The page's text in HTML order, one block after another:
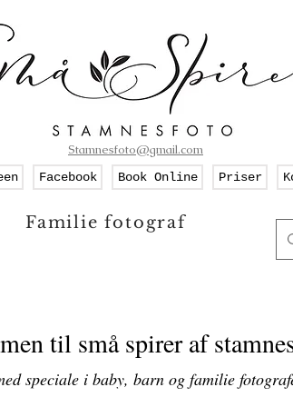
Stamnesfoto@gmail.com
Facebook Book Online Priser
Familie fotograf
til små spirer af
speciale i baby, barn og familie